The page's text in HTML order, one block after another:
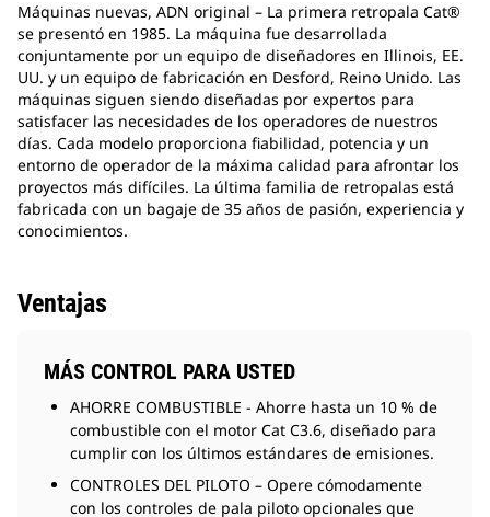
Máquinas nuevas, ADN original – La primera retropala Cat®
se presentó en 1985. La máquina fue desarrollada
conjuntamente por un equipo de diseñadores en Illinois, EE.
UU. y un equipo de fabricación en Desford, Reino Unido. Las
máquinas siguen siendo diseñadas por expertos para
satisfacer las necesidades de los operadores de nuestros
días. Cada modelo proporciona fiabilidad, potencia y un
entorno de operador de la máxima calidad para afrontar los
proyectos más difíciles. La última familia de retropalas está
fabricada con un bagaje de 35 años de pasión, experiencia y
conocimientos.
Ventajas
MÁS CONTROL PARA USTED
AHORRE COMBUSTIBLE - Ahorre hasta un 10 % de
combustible con el motor Cat C3.6, diseñado para
cumplir con los últimos estándares de emisiones.
CONTROLES DEL PILOTO – Opere cómodamente
con los controles de pala piloto opcionales que